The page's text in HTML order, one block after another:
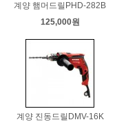
계양 햄머드릴PHD-282B
125,000원
계양 진동드릴DMV-16K